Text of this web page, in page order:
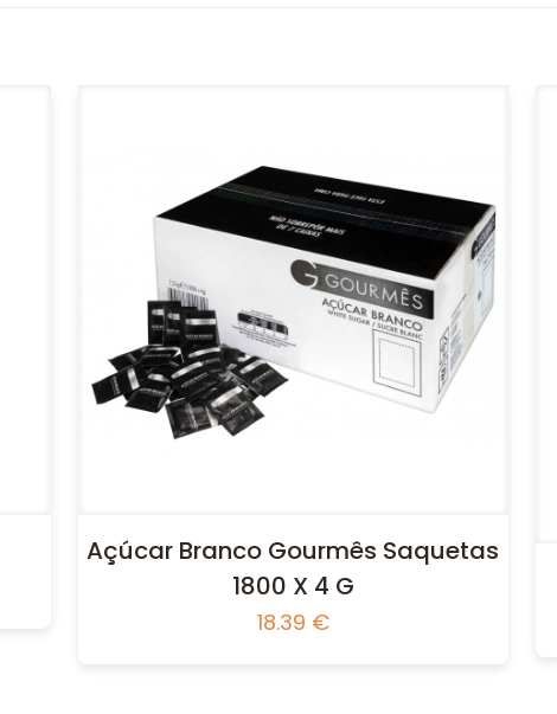
Açúcar Branco Gourmês Saquetas
1800 X 4 G
18.39 €